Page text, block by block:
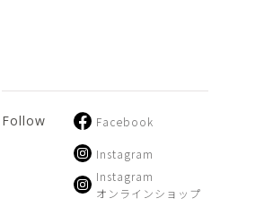
Follow Facebook
Instagram
Instagram
オンラインショップ